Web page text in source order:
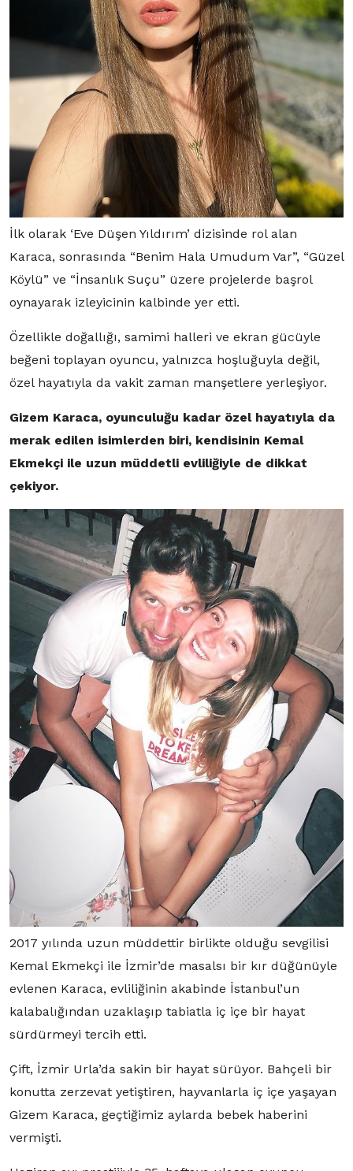
İlk olarak ‘Eve Düşen Yıldırım’ dizisinde rol alan
Karaca, sonrasında “Benim Hala Umudum Var”, “Güzel
Köylü” ve “İnsanlık Suçu” üzere projelerde başrol
oynayarak izleyicinin kalbinde yer etti.
Özellikle doğallığı, samimi halleri ve ekran gücüyle
beğeni toplayan oyuncu, yalnızca hoşluğuyla değil,
özel hayatıyla da vakit zaman manşetlere yerleşiyor.
Gizem Karaca, oyunculuğu kadar özel hayatıyla da
merak edilen isimlerden biri, kendisinin Kemal
Ekmekçi ile uzun müddetli evliliğiyle de dikkat
çekiyor.
2017 yılında uzun müddettir birlikte olduğu sevgilisi
Kemal Ekmekçi ile İzmir’de masalsı bir kır düğünüyle
evlenen Karaca, evliliğinin akabinde İstanbul’un
kalabalığından uzaklaşıp tabiatla iç içe bir hayat
sürdürmeyi tercih etti.
Çift, İzmir Urla’da sakin bir hayat sürüyor. Bahçeli bir
konutta zerzevat yetiştiren, hayvanlarla iç içe yaşayan
Gizem Karaca, geçtiğimiz aylarda bebek haberini
vermişti.